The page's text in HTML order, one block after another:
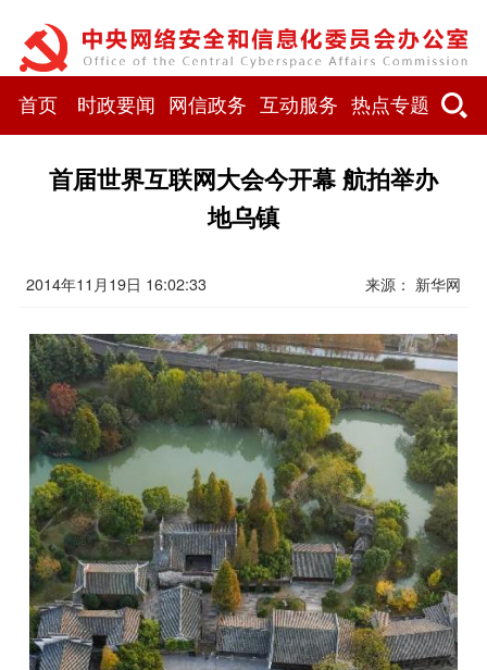
首页 时政要闻 网信政务 互动服务 热点专题
首届世界互联网大会今开幕 航拍举办
地乌镇
2014年11月19日 16:02:33 来源： 新华网